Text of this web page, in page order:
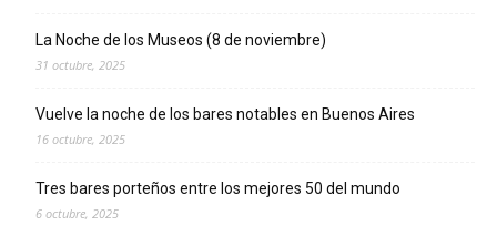
La Noche de los Museos (8 de noviembre)
31 octubre, 2025
Vuelve la noche de los bares notables en Buenos Aires
16 octubre, 2025
Tres bares porteños entre los mejores 50 del mundo
6 octubre, 2025